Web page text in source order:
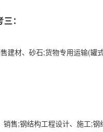
：
建材、砂石;货物专用运输(
售;钢结构工程设计、施工;